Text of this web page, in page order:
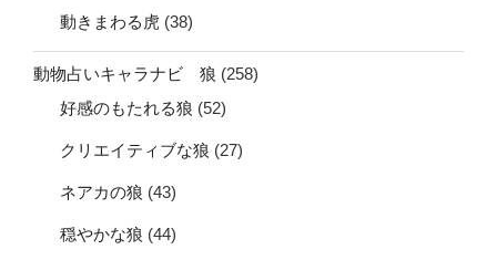
動きまわる虎 (38)
動物占いキャラナビ 狼 (258)
好感のもたれる狼 (52)
クリエイティブな狼 (27)
ネアカの狼 (43)
穏やかな狼 (44)